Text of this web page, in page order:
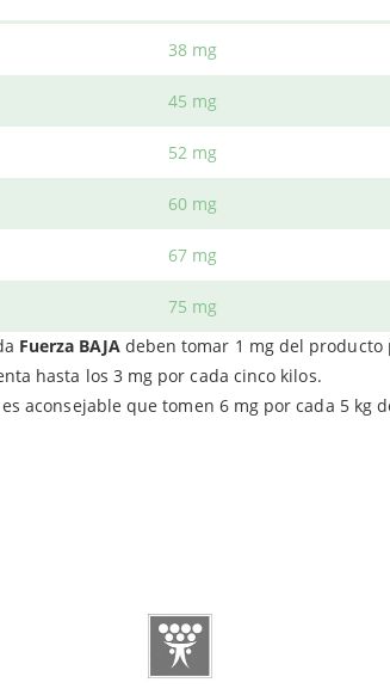
de limón que se incluye en el producto
de semillas de cáñamo
, junto al CBD.
curativa es mayor.
CBD.
(CFN).
Web.
38 mg
45 mg
52 mg
60 mg
67 mg
75 mg
Fuerza BAJAdeben tomar 1 mg del producto
hasta los 3 mg por cada cinco kilos.
aconsejable que tomen 6 mg por cada 5 kg